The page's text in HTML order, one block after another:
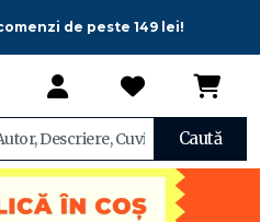
de peste 149 lei!
Caută